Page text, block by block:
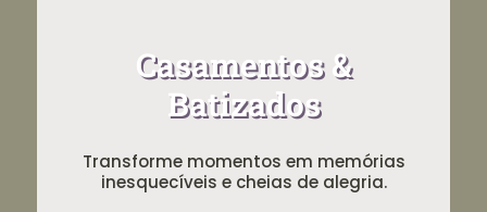
Casamentos &
Batizados
Transforme momentos em memórias
inesquecíveis e cheias de alegria.